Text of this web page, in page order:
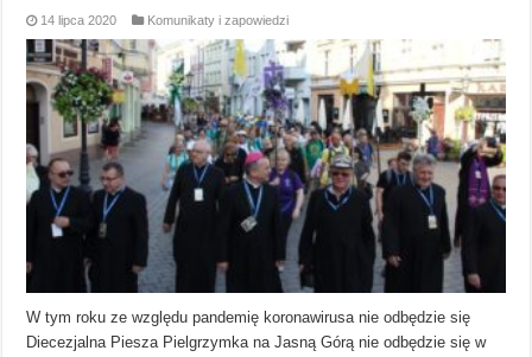
14 lipca 2020 Komunikaty i zapowiedzi
W tym roku ze względu pandemię koronawirusa nie odbędzie się
Diecezjalna Piesza Pielgrzymka na Jasną Górą nie odbędzie się w